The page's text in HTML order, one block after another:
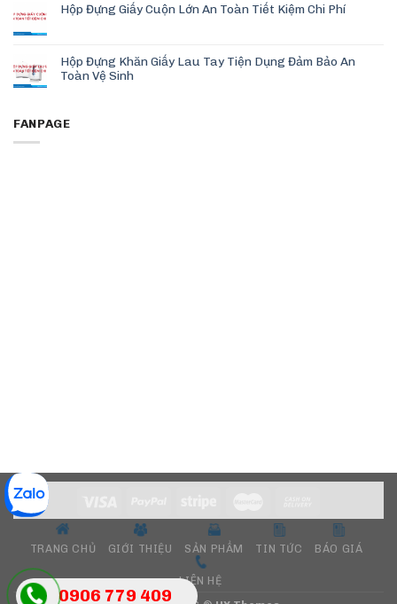
0906 779 409
Hộp Đựng Giấy Cuộn Lớn An Toàn Tiết Kiệm Chi Phí
Hộp Đựng Khăn Giấy Lau Tay Tiện Dụng Đảm Bảo An
Toàn Vệ Sinh
FANPAGE
TRANG CHỦ GIỚI THIỆU SẢN PHẨM TIN TỨC BÁO GIÁ
LIÊN HỆ